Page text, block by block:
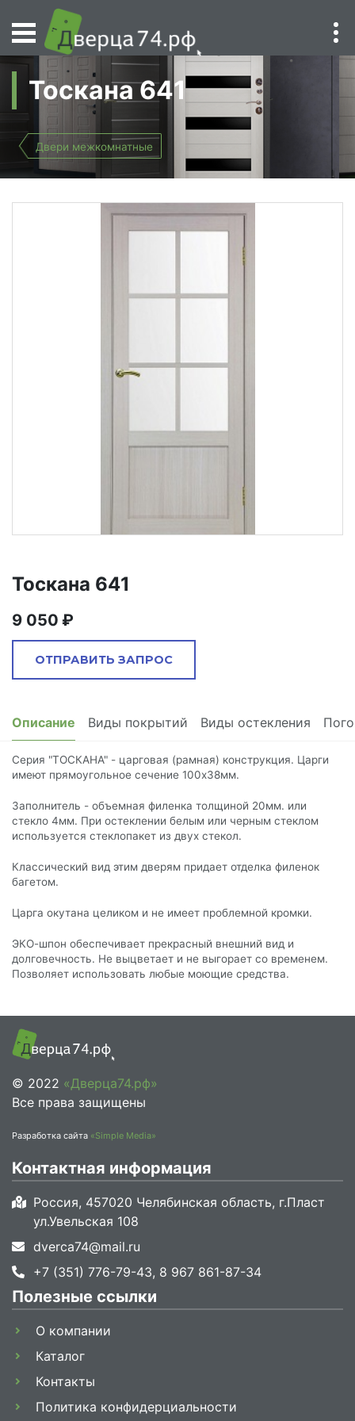
Тоскана 641
Двери межкомнатные
Тоскана 641
9 050
ОТПРАВИТЬ ЗАПРОС
Описание Виды покрытий Виды остекления
Серия "ТОСКАНА" - царговая (рамная) конструкция. Царги
имеют прямоугольное сечение 100х38мм.
Заполнитель - объемная филенка толщиной 20мм. или
стекло 4мм. При остеклении белым или черным стеклом
используется стеклопакет из двух стекол.
Классический вид этим дверям придает отделка филенок
багетом.
Царга окутана целиком и не имеет проблемной кромки.
ЭКО-шпон обеспечивает прекрасный внешний вид и
долговечность. Не выцветает и не выгорает со временем.
Позволяет использовать любые моющие средства.
© 2022 «Дверца74.рф»
Все права защищены
Разработка сайта «Simple Media»
Контактная информация
Россия, 457020 Челябинская область, г.Пласт
ул.Увельская 108
dverca74@mail.ru
+7 (351) 776-79-43, 8 967 861-87-34
Полезные ссылки
О компании
Каталог
Контакты
Политика конфидерциальности